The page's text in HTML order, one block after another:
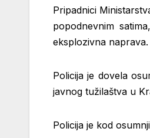
Pripadnici
popodnevnim
eksplozivna naprava.
Policija je dovela
javnog tužilaštva u
Policija je kod